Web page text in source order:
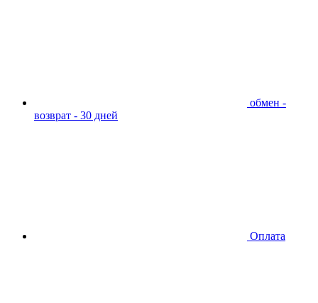
обмен -
возврат - 30 дней
Оплата